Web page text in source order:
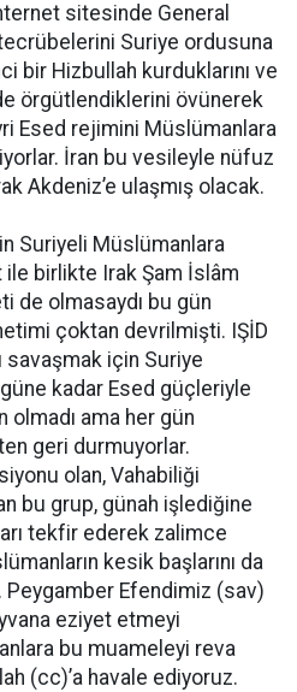
sitesinde General
tecrübelerini Suriye ordusuna
bir Hizbullah kurduklarını ve
örgütlendiklerini övünerek
Esed rejimini Müslümanlara
İran bu vesileyle nüfuz
Akdeniz’e ulaşmış olacak.
Suriyeli Müslümanlara
ile birlikte Irak Şam İslâm
de olmasaydı bu gün
çoktan devrilmişti. IŞİD
savaşmak için Suriye
kadar Esed güçleriyle
olmadı ama her gün
geri durmuyorlar.
olan, Vahabiliği
bu grup, günah işlediğine
tekfir ederek zalimce
kesik başlarını da
Efendimiz (sav)
eziyet etmeyi
bu muameleyi reva
(cc)’a havale ediyoruz.